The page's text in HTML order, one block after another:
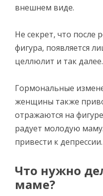
внешнем виде.
Не секрет, что после
фигура, появляется
целлюлит и так далее.
Гормональные
женщины также
отражаются на
радует молодую
привести к депрессии.
Что нужно
маме?